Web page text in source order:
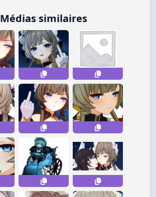
Médias similaires